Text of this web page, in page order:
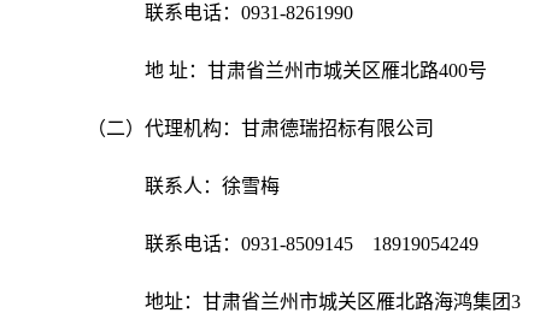
联系电话： 0931-8261990
地 址：甘肃省兰州市城关区雁北路400号
（二）代理机构：甘肃德瑞招标有限公司
联系人：徐雪梅
联系电话： 0931-8509145 18919054249
地址：甘肃省兰州市城关区雁北路海鸿集团3